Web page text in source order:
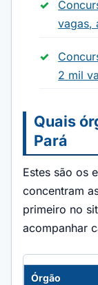
vagas,
2 mil
Quais
Pará
Estes são os
concentram
primeiro no
acompanhar
Órgão